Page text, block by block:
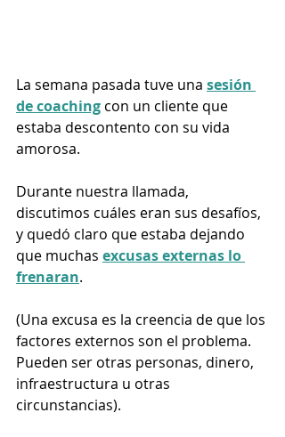
La semana pasada tuve una sesión
de coaching con un cliente que
estaba descontento con su vida
amorosa.
Durante nuestra llamada,
discutimos cuáles eran sus desafíos,
y quedó claro que estaba dejando
que muchas excusas externas lo
frenaran.
(Una excusa es la creencia de que los
factores externos son el problema.
Pueden ser otras personas, dinero,
infraestructura u otras
circunstancias).